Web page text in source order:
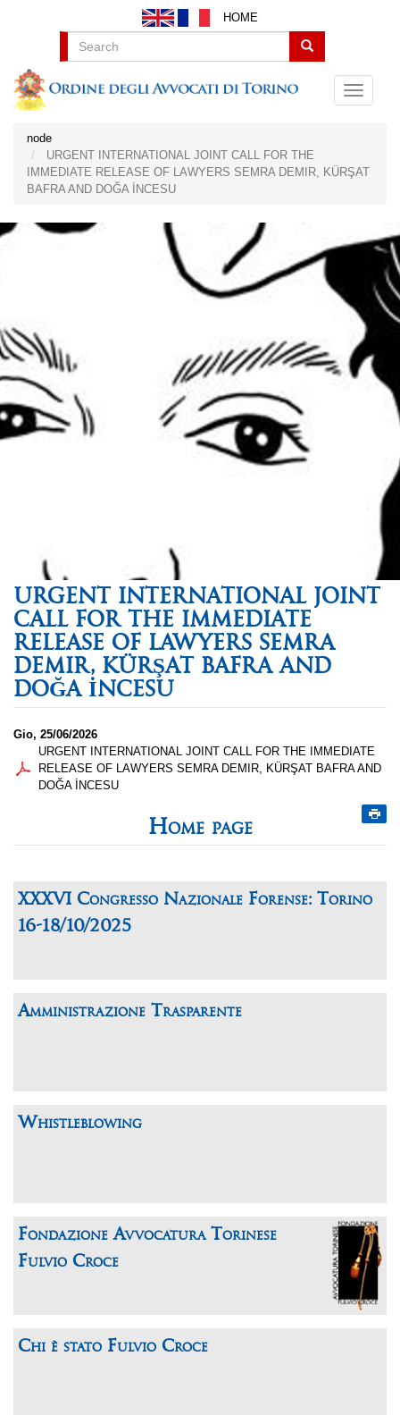
HOME
Search
node
URGENT INTERNATIONAL JOINT CALL FOR THE
IMMEDIATE RELEASE OF LAWYERS SEMRA DEMIR, KÜRŞAT
BAFRA AND DOĞA İNCESU
URGENT INTERNATIONAL JOINT
CALL FOR THE IMMEDIATE
RELEASE OF LAWYERS SEMRA
DEMIR, KÜRŞAT BAFRA AND
DOĞA İNCESU
Gio, 25/06/2026
URGENT INTERNATIONAL JOINT CALL FOR THE IMMEDIATE
RELEASE OF LAWYERS SEMRA DEMIR, KÜRŞAT BAFRA AND
DOĞA İNCESU
Home page
XXXVI Congresso Nazionale Forense: Torino
16-18/10/2025
Amministrazione Trasparente
Whistleblowing
Fondazione Avvocatura Torinese
Fulvio Croce
Chi è stato Fulvio Croce